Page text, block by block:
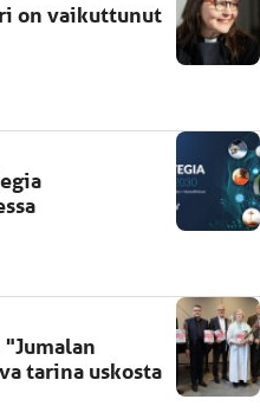
on vaikuttunut
tarina uskosta